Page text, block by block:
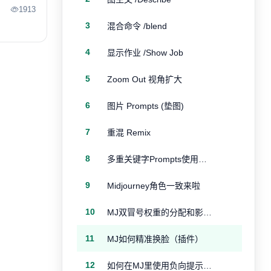
1913
3 混合命令 /blend
4 显示作业 /Show Job
5 Zoom Out 视角扩大
6 图片 Prompts (垫图)
7 重混 Remix
8
9 Midjourney角色一致来啦
10
11 MJ如何精准换脸（插件）
12